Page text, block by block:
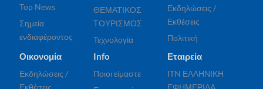
Top News
Σημεία
ενδιαφέροντος
ΘΕΜΑΤΙΚΟΣ
ΤΟΥΡΙΣΜΟΣ
Τεχνολογία
Εκδηλώσεις /
Εκθέσεις
Πολιτική
Οικονομία
Εκδηλώσεις /
Εκθέσεις
Info
Ποιοι είμαστε
Εταιρεία
ITN ΕΛΛΗΝΙΚΗ
ΕΦΗΜΕΡΙΔΑ